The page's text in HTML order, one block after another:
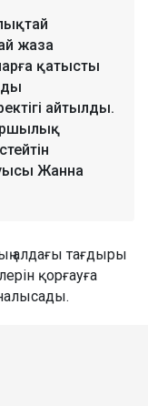
жаза
қатысты
айтылды.
Жанна
алдағы тағдыры
қорғауға